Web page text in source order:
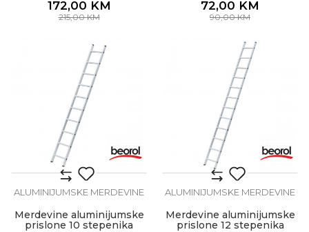
172,00 KM
215,00KM
72,00 KM
90,00KM
ALUMINIJUMSKE MERDEVINE
Merdevine aluminijumske
prislone 10 stepenika
ALUMINIJUMSKE MERDEVINE
Merdevine aluminijumske
prislone 12 stepenika